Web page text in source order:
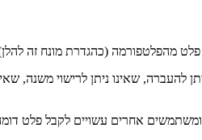
מהפלטפורמה (כהגדרת מונח זה
שאינו ניתן לרישוי משנה,
ומשתמשים אחרים עשויים לקבל פלט